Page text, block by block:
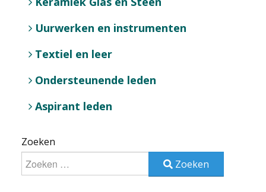
Uurwerken en instrumenten
Textiel en leer
Ondersteunende leden
Aspirant leden
Zoeken
Zoeken